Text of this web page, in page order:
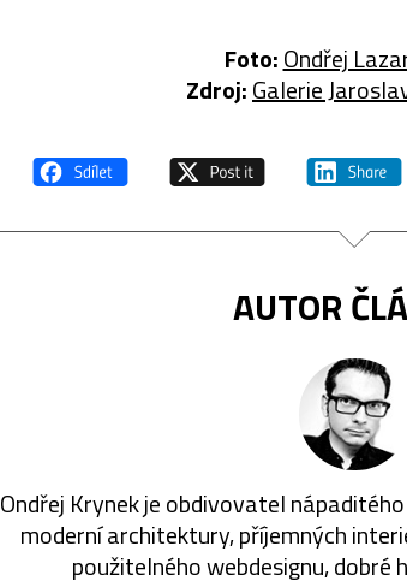
Foto:Ondřej
Zdroj:Galerie
AUTOR
Ondřej Krynek je obdivovatel
moderní architektury, příjemných
použitelného webdesignu, dobré